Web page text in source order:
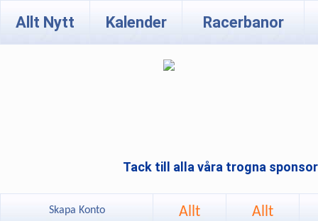
Allt Nytt Kalender Racerbanor
Tack till alla våra trogna
Skapa Konto
Allt
Allt